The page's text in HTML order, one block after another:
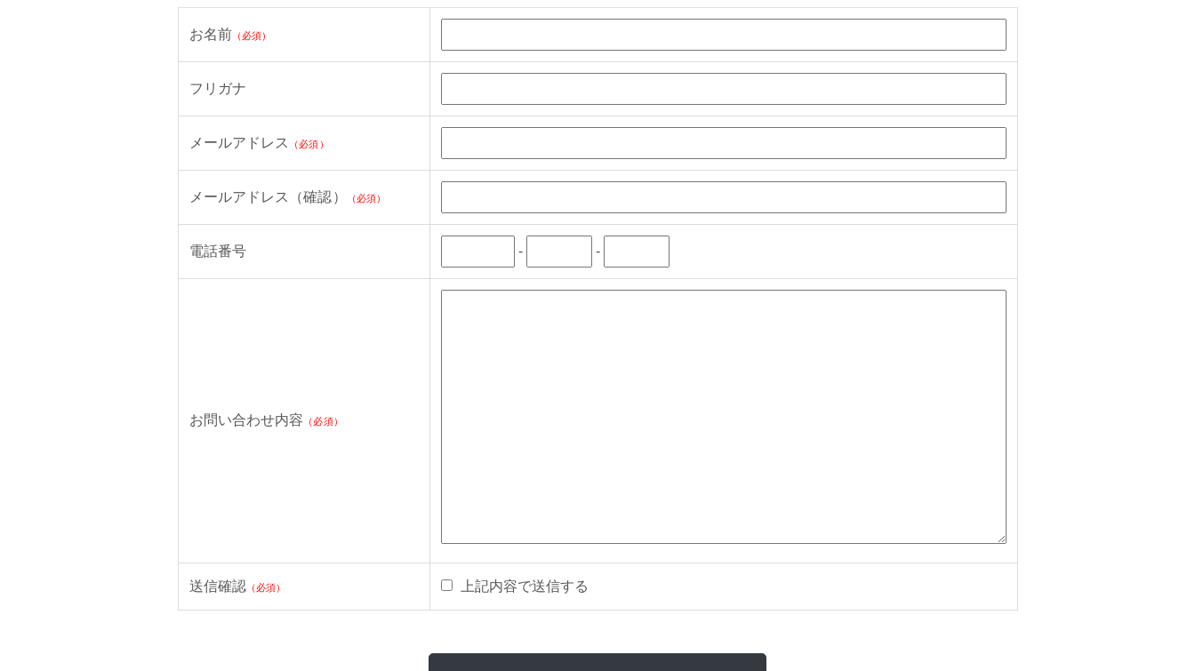
お名前 （必須）
フリガナ
メールアドレス （必須）
メールアドレス（確認） （必須）
電話番号 - -
お問い合わせ内容 （必須）
送信確認（必須） 上記内容で送信する